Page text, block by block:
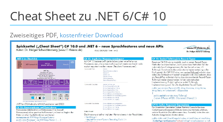
Cheat Sheet zu .NET 6/C# 10
Zweiseitiges PDF, kostenfreier Download